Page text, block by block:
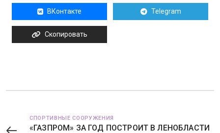
ВКонтакте Telegram
Скопировать
СПОРТИВНЫЕ СООРУЖЕНИЯ
«ГАЗПРОМ» ЗА ГОД ПОСТРОИТ В ЛЕНОБЛАСТИ